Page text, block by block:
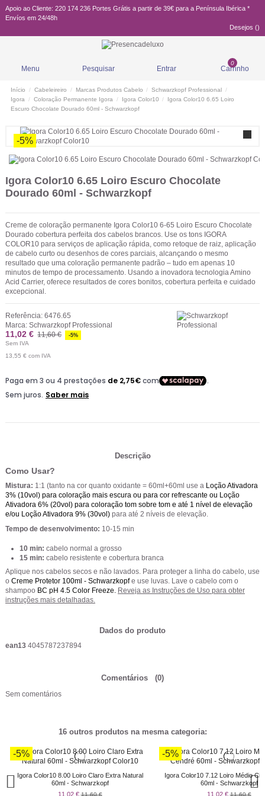
Apoio ao Cliente: 220 174 236 Portes Grátis a partir de 39€ para a Península Ibérica *
Envíos em 24/48h
Desejos ()
Menu Pesquisar Entrar
0
Carrinho
Início Cabeleireiro Marcas Produtos Cabelo
Schwarzkopf Professional
Igora
Coloração Permanente Igora Igora Color10
Igora Color10 6.65 Loiro
Escuro Chocolate Dourado 60ml - Schwarzkopf
-5%
Igora Color10 6.65 Loiro Escuro Chocolate
Dourado 60ml - Schwarzkopf
Creme de coloração permanente Igora Color10 6-65 Loiro Escuro Chocolate
Dourado cobertura perfeita dos cabelos brancos. Use os tons IGORA
COLOR10 para serviços de aplicação rápida, como retoque de raiz, aplicação
de cabelo curto ou desenhos de cores parciais, alcançando o mesmo
resultado que uma coloração permanente padrão – tudo em apenas 10
minutos de tempo de processamento. Usando a inovadora tecnologia Amino
Acid Carrier, oferece resultados de cores bonitos, cobertura perfeita e cuidado
excepcional.
Referência: 6476.65
Marca: Schwarzkopf Professional
11,02 € 11,60 € -5%
Sem IVA
13,55 € com IVA
Descrição
Como Usar?
Mistura: 1:1 (tanto na cor quanto oxidante = 60ml+60ml use a Loção Ativadora
3% (10vol) para coloração mais escura ou para cor refrescante ou Loção
Ativadora 6% (20vol) para coloração tom sobre tom e até 1 nível de elevação
e/ou Loção Ativadora 9% (30vol) para até 2 níveis de elevação.
Tempo de desenvolvimento: 10-15 min
10 min: cabelo normal a grosso
15 min: cabelo resistente e cobertura branca
Aplique nos cabelos secos e não lavados. Para proteger a linha do cabelo, use
o Creme Protetor 100ml - Schwarzkopfe use luvas. Lave o cabelo com o
shampoo BC pH 4.5 Color Freeze. Reveja as Instruções de Uso para obter
instruções mais detalhadas.
Dados do produto
ean13 4045787237894
Comentários (0)
Sem comentários
16 outros produtos na mesma categoria:
-5%
Igora Color10 8.00 Loiro Claro Extra Natural
60ml - Schwarzkopf
11,02 €
-5%
Igora Color10 7.12 Loiro Médio
60ml - Schwarzkopf
11,02 €